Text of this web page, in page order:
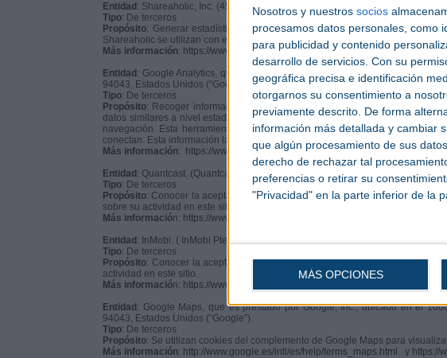
Nosotros y nuestros socios
procesamos datos personales, como
para publicidad y contenido
desarrollo de servicios. Con su
geográfica precisa e identificación
otorgarnos su consentimiento a
previamente descrito. De forma
información más detallada y cambiar
que algún procesamiento de sus
derecho de rechazar tal
preferencias o retirar su
"Privacidad" en la parte inferior de la
MÁS OPCIONES
Entidad : Shareaholic, Inc. (45 Prospect Street - Cambridge, MA 02139 USA ).
Tipo: De terceros
Propósito: Generar estadísticas acerca de los contenidos compartidos por
Shareaholic se utilizan con el fin de habilitar el contenido para ser compartido.
Más información: https://www.shareaholic.com/privacy
Entidad : Google Analytics, que es prestado por Google, Inc., ubicado en el
94043, Estados Unidos (“Google”).
Tipo: De terceros
Propósito: Recoger información sobre la navegación de los usuarios por el
datos similares a nivel estadístico. Google Analytics utiliza también estas
navegación. Esta herramienta no obtiene datos de los nombres o
conectan. Esta información la utilizamos para mejorar nuestra página,
Más información:
https://www.google.com/analytics/learn/privacy.html?hl=es
Entidad : Quantcast. (Quantcast Corp.795 Folsom StreetSan Francisco, CA
Tipo: De terceros
Propósito: Conocer la aceptación de la política de cookies por parte del
sobre su actividad en este sitio.
Más información: https://www.quantcast.com/privacy/
Entidad : InMobi. ( InMobi Pte. England - 5th Floor - 151 Shaftesbury Avenue -
Tipo: De terceros
Propósito: Conocer la aceptación de la política de cookies por parte del
actividad en este sitio.
Más información: https://www.inmobi.com/privacy-policy-es
Entidad : Google Maps, que es prestado por Google, Inc., ubicado en el
94043, Estados Unidos (“Google”).
Tipo: De terceros
Propósito: Se utilizan cookies del complemento de Google Maps para
Más información: http://www.google.es/intl/es/help/terms_maps.html y https://